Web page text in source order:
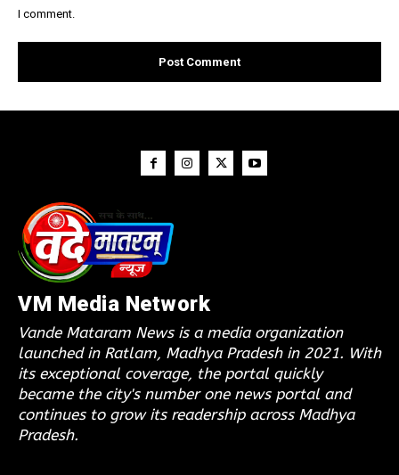
I comment.
VM Media Network
Vande Mataram News is a media organization
launched in Ratlam, Madhya Pradesh in 2021. With
its exceptional coverage, the portal quickly
became the city's number one news portal and
continues to grow its readership across Madhya
Pradesh.